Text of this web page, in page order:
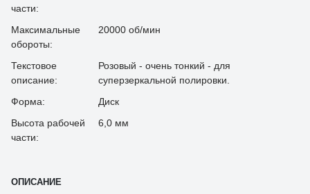
части:
Максимальные
обороты:
20000 об/мин
Текстовое
описание:
Розовый - очень тонкий - для
суперзеркальной полировки.
Форма:
Диск
Высота рабочей
части:
6,0 мм
ОПИСАНИЕ